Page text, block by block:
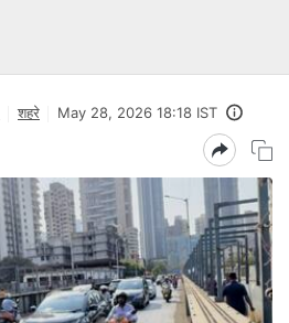
शहरे May 28, 2026 18:18 IST